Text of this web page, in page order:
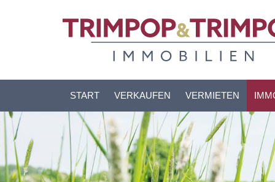
START VERKAUFEN VERMIETEN